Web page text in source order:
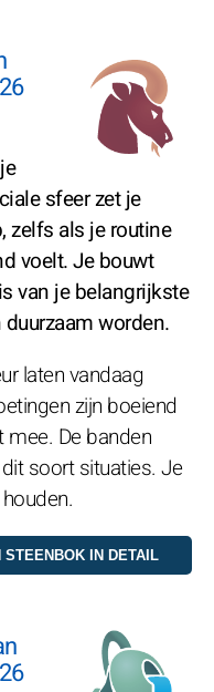
sfeer zet je
zelfs als je routine
voelt. Je bouwt
van je belangrijkste
worden.
laten vandaag
zijn boeiend
mee. De banden
soort situaties. Je